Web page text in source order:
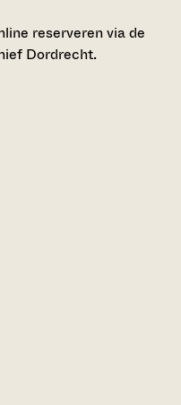
reserveren via de
Dordrecht.